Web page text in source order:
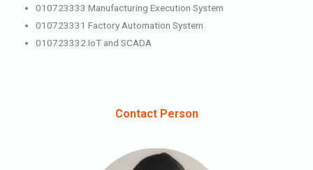
010723333 Manufacturing Execution System
010723331 Factory Automation System
010723332 IoT and SCADA
Contact Person​